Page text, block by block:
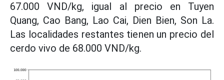
67.000 VND/kg, igual al precio en Tuyen
Quang, Cao Bang, Lao Cai, Dien Bien, Son La.
Las localidades restantes tienen un precio del
cerdo vivo de 68.000 VND/kg.